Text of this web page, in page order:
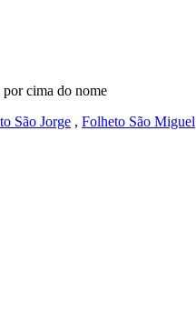
cima do nome
São Jorge , Folheto São Miguel